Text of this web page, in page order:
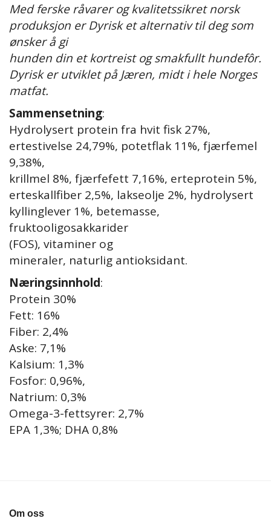
Med ferske råvarer og kvalitetssikret norsk
produksjon er Dyrisk et alternativ til deg som
ønsker å gi
hunden din et kortreist og smakfullt hundefôr.
Dyrisk er utviklet på Jæren, midt i hele Norges
matfat.
Sammensetning:
Hydrolysert protein fra hvit fisk 27%,
ertestivelse 24,79%, potetflak 11%, fjærfemel
9,38%,
krillmel 8%, fjærfefett 7,16%, erteprotein 5%,
erteskallfiber 2,5%, lakseolje 2%, hydrolysert
kyllinglever 1%, betemasse,
fruktooligosakkarider
(FOS), vitaminer og
mineraler, naturlig antioksidant.
Næringsinnhold:
Protein 30%
Fett: 16%
Fiber: 2,4%
Aske: 7,1%
Kalsium: 1,3%
Fosfor: 0,96%,
Natrium: 0,3%
Omega-3-fettsyrer: 2,7%
EPA 1,3%; DHA 0,8%
Om oss